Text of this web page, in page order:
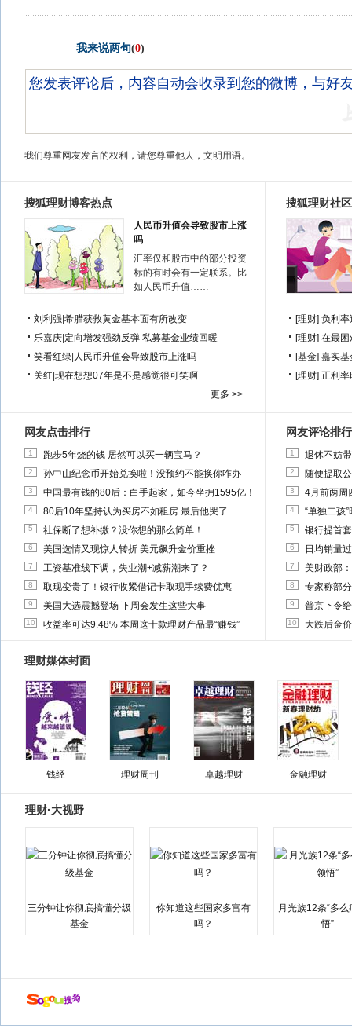
我来说两句(0)
我们尊重网友发言的权利，请您尊重他人，文明用语。
搜狐理财博客热点
人民币升值会导致股市上涨
吗
汇率仅和股市中的部分投资
标的有时会有一定联系。比
如人民币升值……
刘利强 希腊获救黄金基本面有所改变
乐嘉庆 定向增发强劲反弹 私募基金业绩回暖
笑看红绿 人民币升值会导致股市上涨吗
关红 现在想想07年是不是感觉很可笑啊
更多 >>
搜狐理财社
[理财] 负利率
[理财] 在最困
[基金] 嘉实基
[理财] 正利率
网友点击排行
1 跑步5年烧的钱 居然可以买一辆宝马？
2 孙中山纪念币开始兑换啦！没预约不能换你咋办
3 中国最有钱的80后：白手起家，如今坐拥1595亿！
4 80后10年坚持认为买房不如租房 最后他哭了
5 社保断了想补缴？没你想的那么简单！
6 美国选情又现惊人转折 美元飙升金价重挫
7 工资基准线下调，失业潮+减薪潮来了？
8 取现变贵了！银行收紧借记卡取现手续费优惠
9 美国大选震撼登场 下周会发生这些大事
10 收益率可达9.48% 本周这十款理财产品最“赚钱”
网友评论排行
1 退休不妨
2 随便提取
3 4月前两周
4 “单独二孩
5 银行提首
6 日均销量
7 美财政部
8 专家称部
9 普京下令
10 大跌后金
理财媒体封面
钱经 理财周刊 卓越理财 金融理财
理财·大视野
三分钟让你彻底搞懂分级
基金
你知道这些国家多富有
吗？
月光族12条“多么
悟”